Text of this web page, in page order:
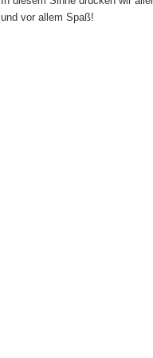
und vor allem Spaß!